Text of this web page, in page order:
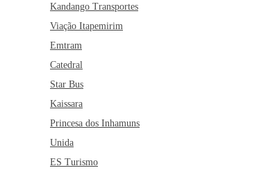
Kandango Transportes
Viação Itapemirim
Emtram
Catedral
Star Bus
Kaissara
Princesa dos Inhamuns
Unida
ES Turismo